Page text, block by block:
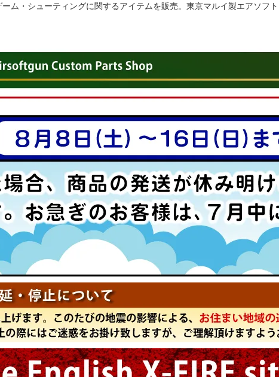
・シューティングに関するアイテムを販売。東京マルイ製エアソフ